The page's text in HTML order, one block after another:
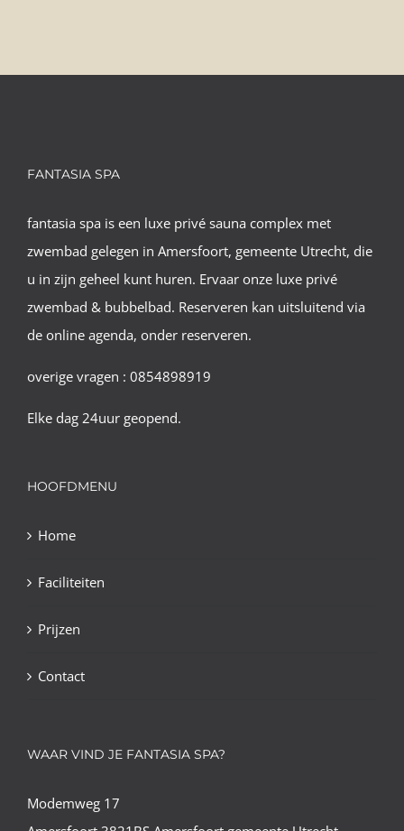
FANTASIA SPA
fantasia spa is een luxe privé sauna complex met
zwembad gelegen in Amersfoort, gemeente Utrecht, die
u in zijn geheel kunt huren. Ervaar onze luxe privé
zwembad & bubbelbad. Reserveren kan uitsluitend via
de online agenda, onder reserveren.
overige vragen : 0854898919
Elke dag 24uur geopend.
HOOFDMENU
Home
Faciliteiten
Prijzen
Contact
WAAR VIND JE FANTASIA SPA?
Modemweg 17